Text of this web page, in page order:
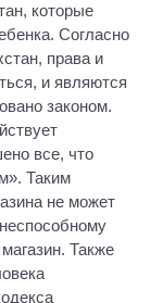
которые
Согласно
права и
и являются
законом.
все, что
Таким
не может
Также